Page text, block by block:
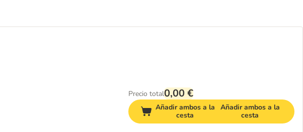
Precio total0,00 €
Añadir ambos a la
cesta
Añadir ambos a la
cesta